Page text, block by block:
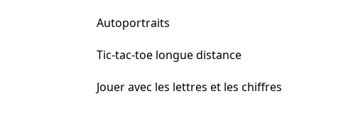
Autoportraits
Tic-tac-toe longue distance
Jouer avec les lettres et les chiffres